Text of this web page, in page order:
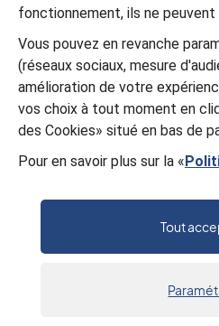
caractèreset ledernier
8 H H 4
fonctionnement, ils ne
Vous pouvez en revanche
(réseaux sociaux, mesure
amélioration de votre
vos choix à tout moment en
des Cookies» situé en bas de
Pour en savoir plus sur la «
Tout